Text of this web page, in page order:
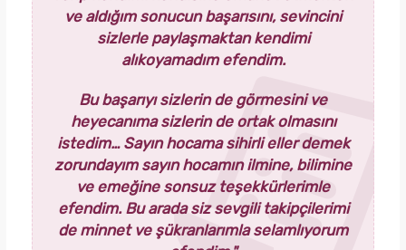
ve aldığım sonucun başarısını, sevincini
sizlerle paylaşmaktan kendimi
alıkoyamadım efendim.
Bu başarıyı sizlerin de görmesini ve
heyecanıma sizlerin de ortak olmasını
istedim… Sayın hocama sihirli eller demek
zorundayım sayın hocamın ilmine, bilimine
ve emeğine sonsuz teşekkürlerimle
efendim. Bu arada siz sevgili takipçilerimi
de minnet ve şükranlarımla selamlıyorum